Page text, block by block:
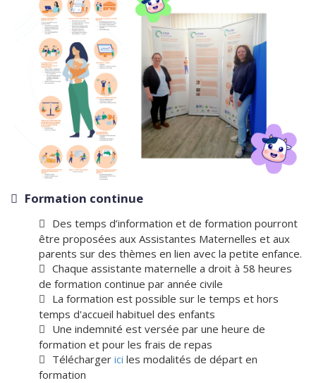
Formation continue
Des temps d’information et de formation pourront
être proposées aux Assistantes Maternelles et aux
parents sur des thèmes en lien avec la petite enfance.
Chaque assistante maternelle a droit à 58 heures
de formation continue par année civile
La formation est possible sur le temps et hors
temps d'accueil habituel des enfants
Une indemnité est versée par une heure de
formation et pour les frais de repas
Télécharger ici les modalités de départ en
formation